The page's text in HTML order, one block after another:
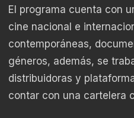
El programa cuenta con
cine nacional e
contemporáneas,
géneros, además, se
distribuidoras y
contar con una cartelera